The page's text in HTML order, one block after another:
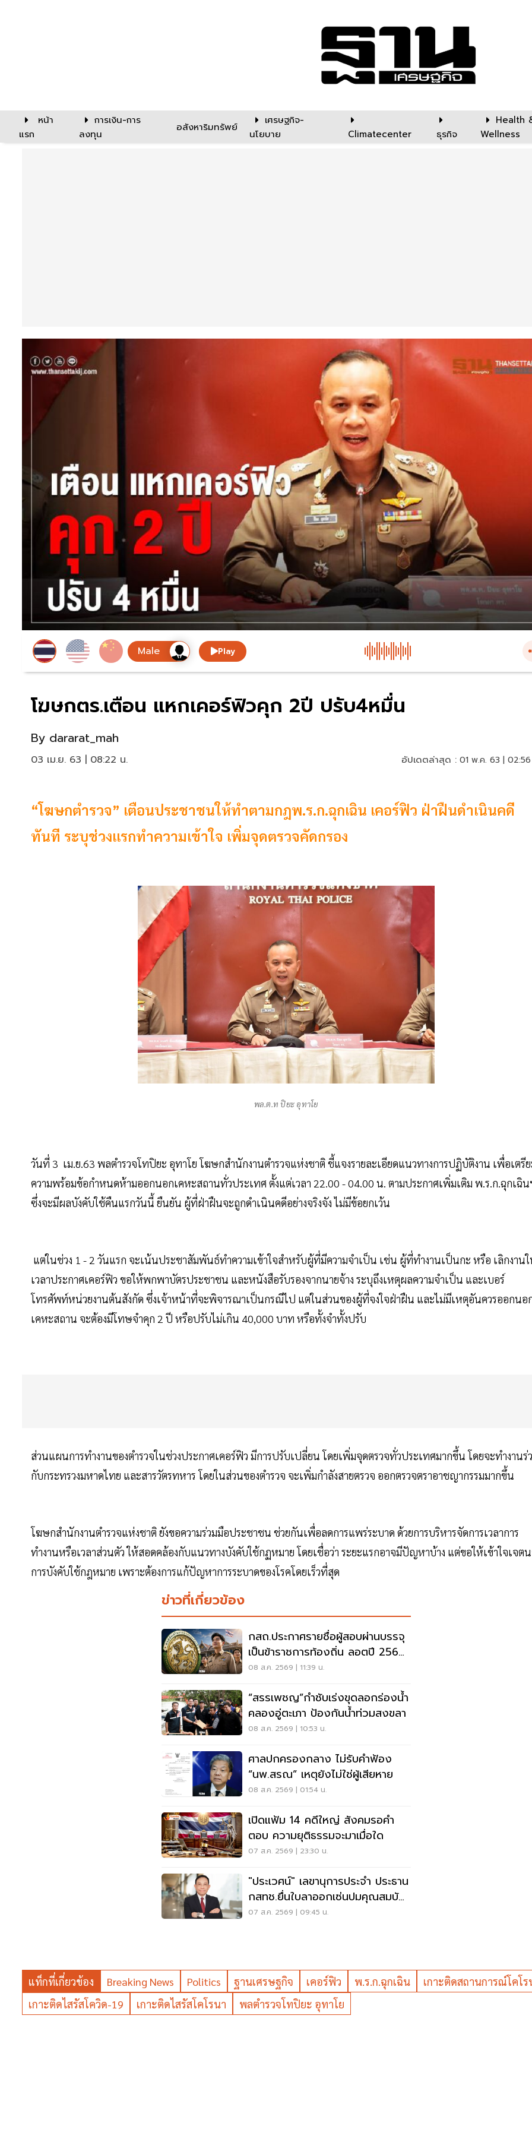
หน้า
แรก
การเงิน-การ
ลงทุน
อสังหาริมทรัพย์
เศรษฐกิจ-
นโยบาย
Climatecenter ธุรกิจ
Health
Wellness
Play
โฆษกตร.เตือน แหกเคอร์ฟิวคุก 2ปี ปรับ4หมื่น
By dararat_mah
03 เม.ย. 63 | 08:22 น. อัปเดตล่าสุด : 01 พ.ค. 63 |
“โฆษกตำรวจ” เตือนประชาชนให้ทำตามกฎพ.ร.ก.ฉุกเฉิน เคอร์ฟิว ฝ่าฝืนดำเนินคดี
ทันที ระบุช่วงแรกทำความเข้าใจ เพิ่มจุดตรวจคัดกรอง
พล.ต.ท ปิยะ อุทาโย
วันที่ 3 เม.ย.63 พลตำรวจโทปิยะ อุทาโย โฆษกสำนักงานตำรวจแห่งชาติ ชี้แจงรายละเอียดแนวทางการปฏิบัติงาน เพื่อเตรี
ความพร้อมข้อกำหนดห้ามออกนอกเคหะสถานทั่วประเทศ ตั้งแต่เวลา 22.00 - 04.00 น. ตามประกาศเพิ่มเติม พ.ร.ก.ฉุกเฉิน
ซึ่งจะมีผลบังคับใช้คืนแรกวันนี้ ยืนยัน ผู้ที่ฝ่าฝืนจะถูกดำเนินคดีอย่างจริงจัง ไม่มีข้อยกเว้น
แต่ในช่วง 1 - 2 วันแรก จะเน้นประชาสัมพันธ์ทำความเข้าใจสำหรับผู้ที่มีความจำเป็น เช่น ผู้ที่ทำงานเป็นกะ หรือ เลิกงาน
เวลาประกาศเคอร์ฟิว ขอให้พกพาบัตรประชาชน และหนังสือรับรองจากนายจ้าง ระบุถึงเหตุผลความจำเป็น และเบอร์
โทรศัพท์หน่วยงานต้นสังกัด ซึ่งเจ้าหน้าที่จะพิจารณาเป็นกรณีไป แต่ในส่วนของผู้ที่จงใจฝ่าฝืน และไม่มีเหตุอันควรออกนอ
เคหะสถาน จะต้องมีโทษจำคุก 2 ปี หรือปรับไม่เกิน 40,000 บาท หรือทั้งจำทั้งปรับ
ส่วนแผนการทำงานของตำรวจในช่วงประกาศเคอร์ฟิว มีการปรับเปลี่ยน โดยเพิ่มจุดตรวจทั่วประเทศมากขึ้น โดยจะทำงานร่
กับกระทรวงมหาดไทย และสารวัตรทหาร โดยในส่วนของตำรวจ จะเพิ่มกำลังสายตรวจ ออกตรวจตราอาชญากรรมมากขึ้น
โฆษกสำนักงานตำรวจแห่งชาติ ยังขอความร่วมมือประชาชน ช่วยกันเพื่อลดการแพร่ระบาด ด้วยการบริหารจัดการเวลาการ
ทำงานหรือเวลาส่วนตัว ให้สอดคล้องกับแนวทางบังคับใช้กฏหมาย โดยเชื่อว่า ระยะแรกอาจมีปัญหาบ้าง แต่ขอให้เข้าใจเจต
การบังคับใช้กฎหมาย เพราะต้องการแก้ปัญหาการระบาดของโรคโดยเร็วที่สุด
ข่าวที่เกี่ยวข้อง
กสถ.ประกาศรายชื่อผู้สอบผ่านบรรจุ
เป็นข้าราชการท้องถิ่น ลอตปี 2568
ใหม่
08 ส.ค. 2569 | 11:39 น.
“สรรเพชญ”กำชับเร่งขุดลอกร่องน้ำ
คลองอู่ตะเภา ป้องกันน้ำท่วมสงขลา
08 ส.ค. 2569 | 10:53 น.
ศาลปกครองกลาง ไม่รับคำฟ้อง
“นพ.สรณ” เหตุยังไม่ใช่ผู้เสียหาย
08 ส.ค. 2569 | 01:54 น.
เปิดแฟ้ม 14 คดีใหญ่ สังคมรอคำ
ตอบ ความยุติธรรมจะมาเมื่อใด
07 ส.ค. 2569 | 23:30 น.
"ประเวศน์" เลขานุการประจำ ประธาน
กสทช.ยื่นใบลาออกเซ่นปมคุณสมบัติ
นพ.สรณ
07 ส.ค. 2569 | 09:45 น.
แท็กที่เกี่ยวข้อง Breaking News Politics ฐานเศรษฐกิจ เคอร์ฟิว พ.ร.ก.ฉุกเฉิน
เกาะติดสถานการณ์โคโร
เกาะติดไสรัสโควิด-19
เกาะติดไสรัสโคโรนา พลตำรวจโทปิยะ อุทาโย